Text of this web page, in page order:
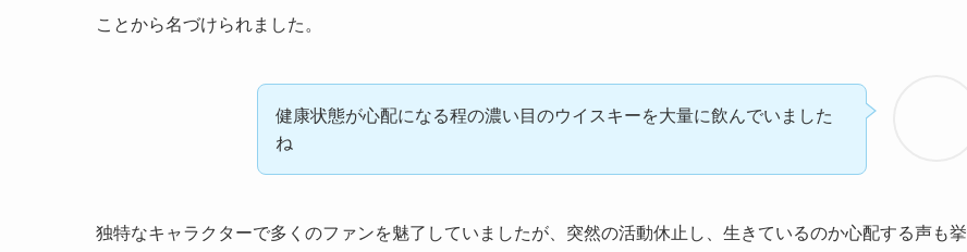
ことから名づけられました。
健康状態が心配になる程の濃い目のウイスキーを大量に飲んでいました
ね
独特なキャラクターで多くのファンを魅了していましたが、突然の活動休止し、生きているのか心配する声も挙